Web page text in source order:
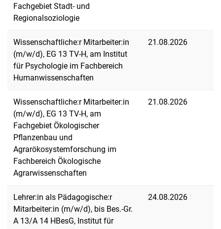
Fachgebiet Stadt- und
Regionalsoziologie
Wissenschaftliche:r Mitarbeiter:in
(m/w/d), EG 13 TV-H, am Institut
für Psychologie im Fachbereich
Humanwissenschaften
21.08.2026
Wissenschaftliche:r Mitarbeiter:in
(m/w/d), EG 13 TV-H, am
Fachgebiet Ökologischer
Pflanzenbau und
Agrarökosystemforschung im
Fachbereich Ökologische
Agrarwissenschaften
21.08.2026
Lehrer:in als Pädagogische:r
Mitarbeiter:in (m/w/d), bis Bes.-Gr.
A 13/A 14 HBesG, Institut für
24.08.2026